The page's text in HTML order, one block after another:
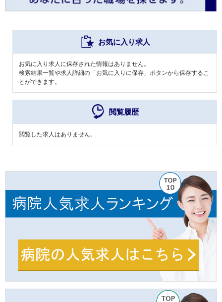
お気に入り求人
お気に入り求人に保存された情報はありません。
検索結果一覧や求人詳細の「お気に入りに保存」ボタンから保存するこ
とができます。
閲覧履歴
閲覧した求人はありません。